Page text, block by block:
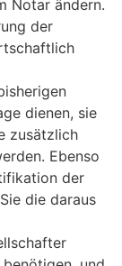
Notar ändern.
der
dienen, sie
zusätzlich
Ebenso
der
die daraus